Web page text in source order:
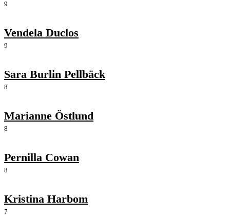
9
Vendela Duclos
9
Sara Burlin Pellbäck
8
Marianne Östlund
8
Pernilla Cowan
8
Kristina Harbom
7